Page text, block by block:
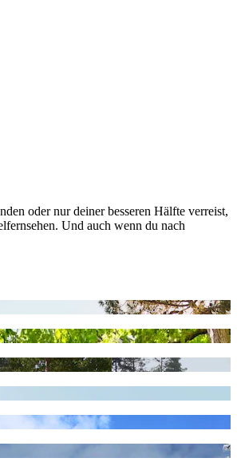
oder nur deiner besseren Hälfte verreist,
Und auch wenn du nach